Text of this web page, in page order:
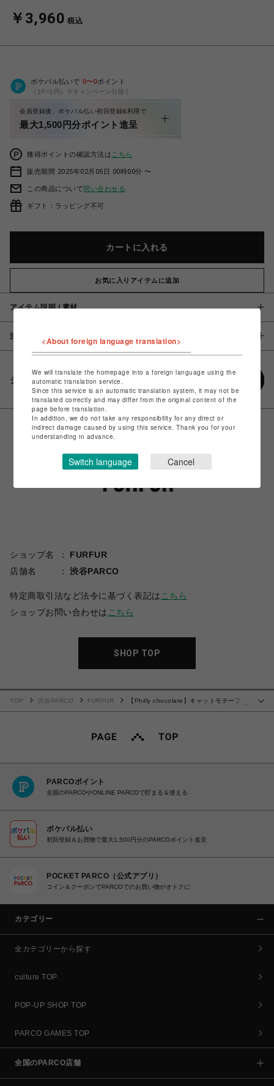
￥3,960 税込
ポケパル払いで 0〜0ポイント
（1P=1円）※キャンペーン分除く
会員登録後、ポケパル払い初回登録&利用で
最大1,500円分ポイント進呈
獲得ポイントの確認方法は こちら
販売期間 2025年02月05日 00時00分 〜
この商品について問い合わせる
ギフト：ラッピング不可
カートに入れる
お気に入りアイテムに追加
アイテム説明 / 素材
注意事項
シェアする
ショップ名
FURFUR
店舗名
渋谷PARCO
特定商取引法など法令に基づく表記は こちら
ショップお問い合わせは こちら
SHOP TOP
TOP 渋谷PARCO FURFUR
【Philly chocolate】キャットモチーフヘ
PARCOポイント
全国のPARCOやONLINE PARCOで貯まる＆使える
ポケパル払い
初回登録＆お買物で最大1,500円分のPARCOポイント進呈
POCKET PARCO（公式アプリ）
コイン＆クーポンでPARCOでのお買い物がオトクに
カテゴリー
全カテゴリーから探す
culture TOP
POP-UP SHOP TOP
PARCO GAMES TOP
全国のPARCO店舗
<About foreign language translation>
We will translate the homepage into a foreign language using the
automatic translation service.
Since this service is an automatic translation system, it may not be
translated correctly and may differ from the original content of the
page before translation.
In addition, we do not take any responsibility for any direct or
indirect damage caused by using this service. Thank you for your
understanding in advance.
Switch language Cancel